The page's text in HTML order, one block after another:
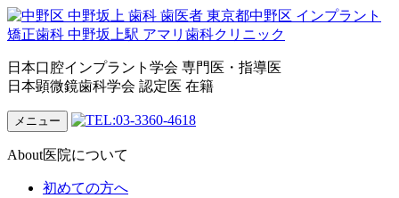
日本口腔インプラント学会 専門医・指導医
日本顕微鏡歯科学会 認定医 在籍
メニュー
About医院について
初めての方へ